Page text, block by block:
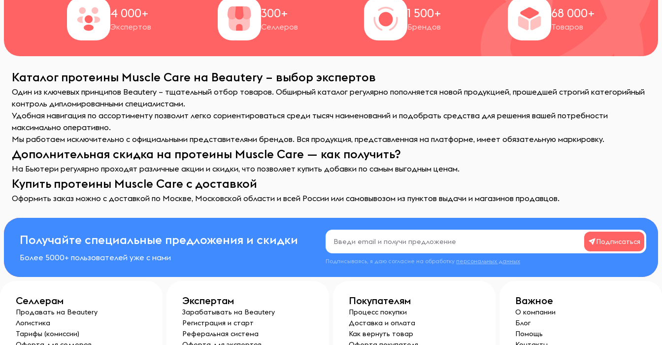
4 000+
Экспертов
300+
Селлеров
1 500+
Брендов
68 000+
Товаров
Каталог протеины Muscle Care на Beautery – выбор экспертов
Один из ключевых принципов Beautery – тщательный отбор товаров. Обширный каталог регулярно пополняется новой продукцией, прошедшей строгий категорийный
контроль дипломированными специалистами.
Удобная навигация по ассортименту позволит легко сориентироваться среди тысяч наименований и подобрать средства для решения вашей потребности
максимально оперативно.
Мы работаем исключительно с официальными представителями брендов. Вся продукция, представленная на платформе, имеет обязательную маркировку.
Дополнительная скидка на протеины Muscle Care — как получить?
На Бьютери регулярно проходят различные акции и скидки, что позволяет купить добавки по самым выгодным ценам.
Купить протеины Muscle Care с доставкой
Оформить заказ можно с доставкой по Москве, Московской области и всей России или самовывозом из пунктов выдачи и магазинов продавцов.
Получайте специальные предложения и скидки
Более 5000+ пользователей уже с нами
Подписаться
Подписываясь, я даю согласие на обработку персональных данных
Селлерам
Продавать на Beautery
Логистика
Тарифы (комиссии)
Экспертам
Зарабатывать на Beautery
Регистрация и старт
Реферальная система
Покупателям
Процесс покупки
Доставка и оплата
Как вернуть товар
Важное
О компании
Блог
Помощь